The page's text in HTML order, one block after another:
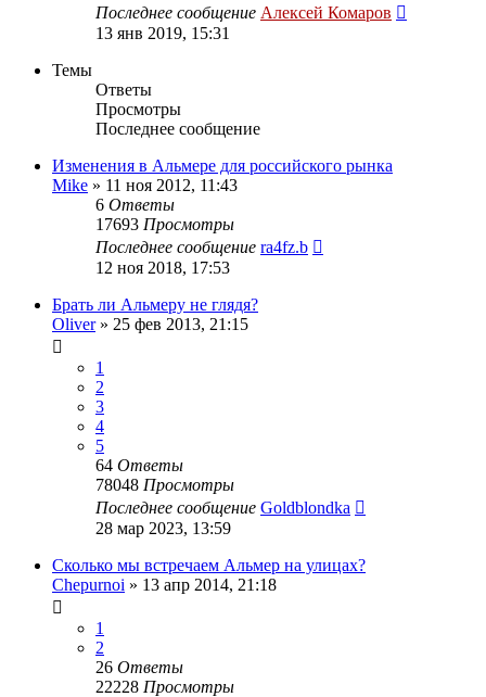
Последнее сообщение Алексей Комаров
13 янв 2019, 15:31
Темы
Ответы
Просмотры
Последнее сообщение
Изменения в Альмере для российского рынка
Mike » 11 ноя 2012, 11:43
6 Ответы
17693 Просмотры
Последнее сообщение ra4fz.b
12 ноя 2018, 17:53
Брать ли Альмеру не глядя?
Oliver» 25 фев 2013, 21:15
1
2
3
4
5
64 Ответы
78048 Просмотры
Последнее сообщение Goldblondka
28 мар 2023, 13:59
Сколько мы встречаем Альмер на улицах?
Chepurnoi » 13 апр 2014, 21:18
1
2
26 Ответы
22228 Просмотры